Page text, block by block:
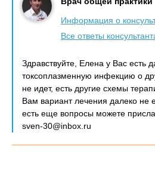
Информация о
Все ответы
Здравствуйте, Елена у Вас есть
токсоплазменную инфекцию о
не идет, есть другие схемы
Вам вариант лечения далеко не
есть еще вопросы можете
sven-30@inbox.ru